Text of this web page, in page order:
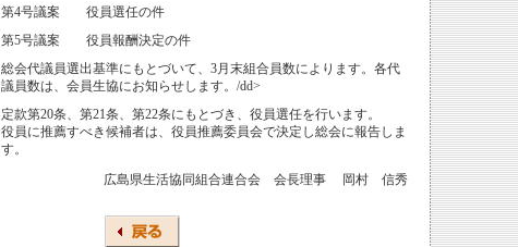
第4号議案
役員選任の件
第5号議案
役員報酬決定の件
総会代議員選出基準にもとづいて、3月末組合員数によります。各代
議員数は、会員生協にお知らせします。/dd>
定款第20条、第21条、第22条にもとづき、役員選任を行います。
役員に推薦すべき候補者は、役員推薦委員会で決定し総会に報告しま
す。
広島県生活協同組合連合会 会長理事 岡村 信秀